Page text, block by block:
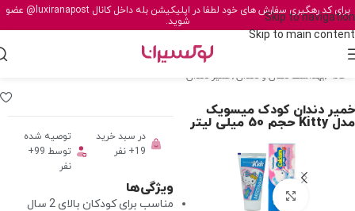
Skip to navigation
Skip to main content
برای کد رهگیری سفارش های خود لطفا در اپلیکیشن بله داخل کانال@luxiranapost عضو
شوید.
خانه /بهداشت دهان و دندان / خمیر دندان
خمیر دندان کودک میسویک
مدل Kitty حجم 50 میلی لیتر
برای بزرگنمایی کلیک کنید
در سبد خرید
19+ نفر
توصیه شده
توسط 99+
نفر
ویژگی‌ها
مناسب برای کودکان بالای 2 سال